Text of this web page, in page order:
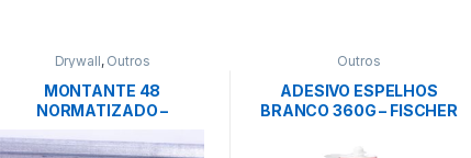
Drywall, Outros
MONTANTE 48
NORMATIZADO –
Outros
ADESIVO ESPELHOS
BRANCO 360G – FISCHER